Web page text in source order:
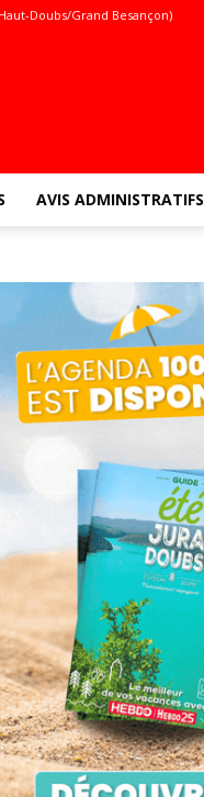
Doubs/Grand Besançon)
AVIS ADMINISTRATIFS